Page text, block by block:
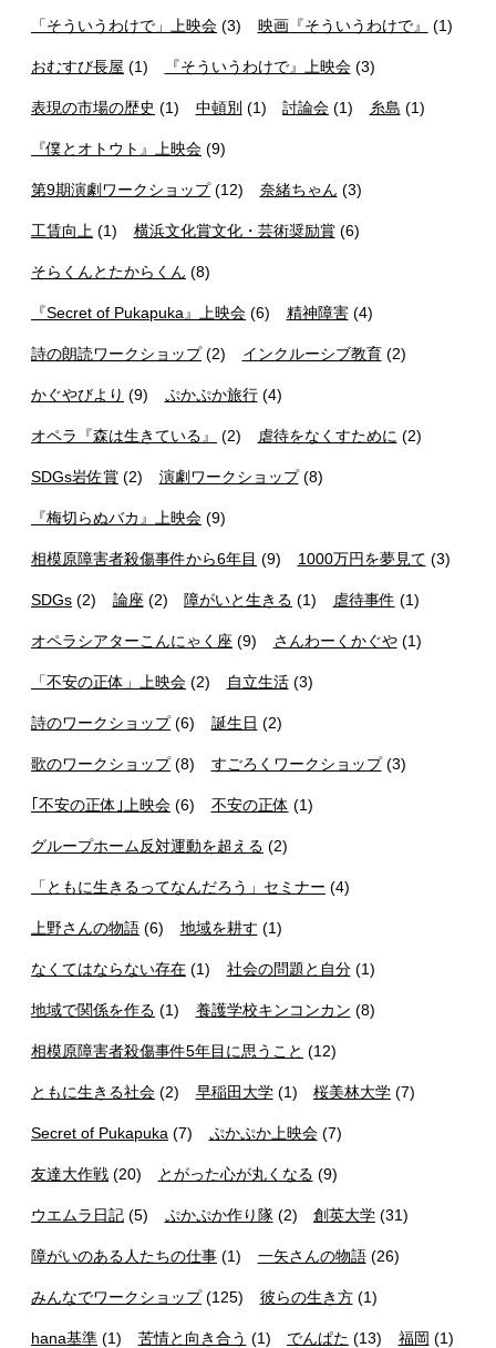
「そういうわけで」上映会 (3) 映画『そういうわけで』 (1)
おむすび長屋 (1) 『そういうわけで』上映会(3)
表現の市場の歴史 (1) 中頓別 (1) 討論会 (1) 糸島 (1)
『僕とオトウト』上映会 (9)
第9期演劇ワークショップ(12) 奈緒ちゃん (3)
工賃向上 (1) 横浜文化賞文化・芸術奨励賞(6)
そらくんとたからくん (8)
『Secret of Pukapuka』上映会 (6) 精神障害(4)
詩の朗読ワークショップ(2) インクルーシブ教育(2)
かぐやびより (9) ぷかぷか旅行(4)
オペラ『森は生きている』 (2) 虐待をなくすために (2)
SDGs岩佐賞 (2) 演劇ワークショップ(8)
『梅切らぬバカ』上映会 (9)
相模原障害者殺傷事件から6年目 (9) 1000万円を夢見て (3)
SDGs (2) 論座 (2) 障がいと生きる (1) 虐待事件 (1)
オペラシアターこんにゃく座 (9) さんわーくかぐや(1)
「不安の正体」上映会 (2) 自立生活(3)
詩のワークショップ(6) 誕生日 (2)
歌のワークショップ(8) すごろくワークショップ(3)
｢不安の正体｣上映会 (6) 不安の正体 (1)
グループホーム反対運動を超える (2)
「ともに生きるってなんだろう」セミナー (4)
上野さんの物語 (6) 地域を耕す (1)
なくてはならない存在 (1) 社会の問題と自分(1)
地域で関係を作る (1) 養護学校キンコンカン (8)
相模原障害者殺傷事件5年目に思うこと (12)
ともに生きる社会 (2) 早稲田大学(1) 桜美林大学 (7)
Secret of Pukapuka (7) ぷかぷか上映会(7)
友達大作戦 (20) とがった心が丸くなる (9)
ウエムラ日記 (5) ぷかぷか作り隊(2) 創英大学 (31)
障がいのある人たちの仕事 (1) 一矢さんの物語(26)
みんなでワークショップ(125) 彼らの生き方(1)
hana基準 (1) 苦情と向き合う (1) でんぱた (13) 福岡 (1)